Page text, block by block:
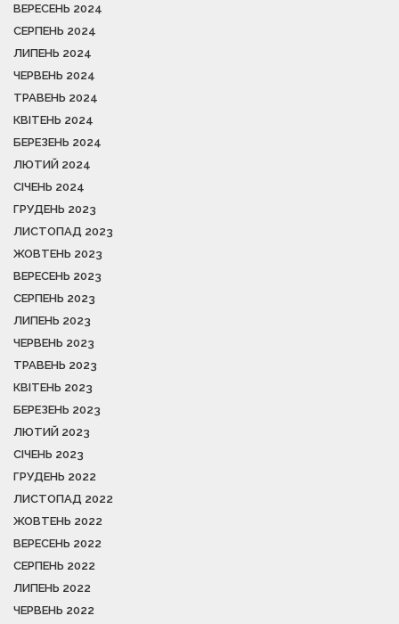
ВЕРЕСЕНЬ 2024
СЕРПЕНЬ 2024
ЛИПЕНЬ 2024
ЧЕРВЕНЬ 2024
ТРАВЕНЬ 2024
КВІТЕНЬ 2024
БЕРЕЗЕНЬ 2024
ЛЮТИЙ 2024
СІЧЕНЬ 2024
ГРУДЕНЬ 2023
ЛИСТОПАД 2023
ЖОВТЕНЬ 2023
ВЕРЕСЕНЬ 2023
СЕРПЕНЬ 2023
ЛИПЕНЬ 2023
ЧЕРВЕНЬ 2023
ТРАВЕНЬ 2023
КВІТЕНЬ 2023
БЕРЕЗЕНЬ 2023
ЛЮТИЙ 2023
СІЧЕНЬ 2023
ГРУДЕНЬ 2022
ЛИСТОПАД 2022
ЖОВТЕНЬ 2022
ВЕРЕСЕНЬ 2022
СЕРПЕНЬ 2022
ЛИПЕНЬ 2022
ЧЕРВЕНЬ 2022